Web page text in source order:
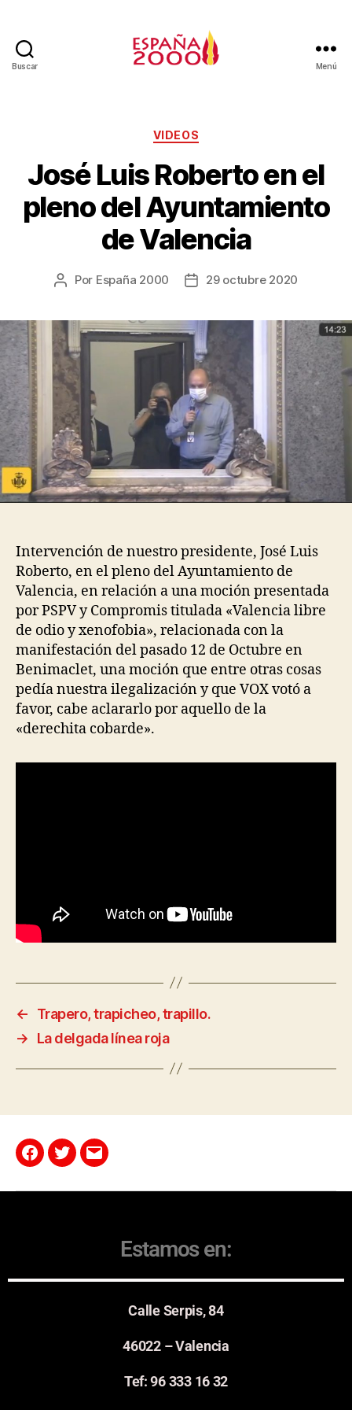
Buscar Menú
VIDEOS
José Luis Roberto en el
pleno del Ayuntamiento
de Valencia
Por España 2000 29 octubre 2020
Intervención de nuestro presidente, José Luis
Roberto, en el pleno del Ayuntamiento de
Valencia, en relación a una moción presentada
por PSPV y Compromis titulada «Valencia libre
de odio y xenofobia», relacionada con la
manifestación del pasado 12 de Octubre en
Benimaclet, una moción que entre otras cosas
pedía nuestra ilegalización y que VOX votó a
favor, cabe aclararlo por aquello de la
«derechita cobarde».
←
Trapero, trapicheo, trapillo.
→
La delgada línea roja
Estamos en:
Calle Serpis, 84
46022 – Valencia
Tef: 96 333 16 32